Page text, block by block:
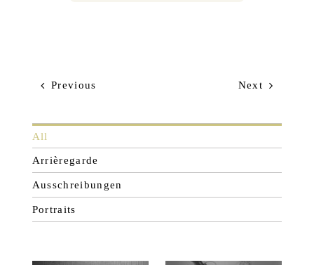
Previous Next
All
Arrièregarde
Ausschreibungen
Portraits